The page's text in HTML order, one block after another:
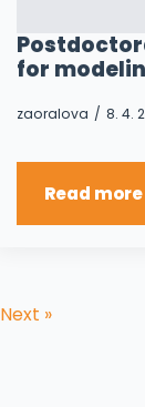
for
zaoralova 8. 4.
Read more
Next »